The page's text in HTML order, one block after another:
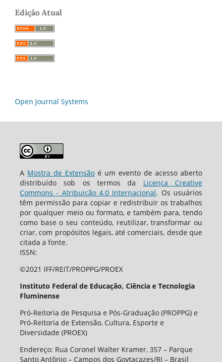
Edição Atual
Open Journal Systems
A Mostra de Extensão é um evento de acesso aberto
distribuído sob os termos da Licença Creative
Commons - Atribuição 4.0 Internacional. Os usuários
têm permissão para copiar e redistribuir os trabalhos
por qualquer meio ou formato, e também para, tendo
como base o seu conteúdo, reutilizar, transformar ou
criar, com propósitos legais, até comerciais, desde que
citada a fonte.
ISSN:
©2021 IFF/REIT/PROPPG/PROEX
Instituto Federal de Educação, Ciência e Tecnologia
Fluminense
Pró-Reitoria de Pesquisa e Pós-Graduação (PROPPG) e
Pró-Reitoria de Extensão, Cultura, Esporte e
Diversidade (PROEX)
Endereço: Rua Coronel Walter Kramer, 357 – Parque
Santo Antônio – Campos dos Goytacazes/RJ – Brasil